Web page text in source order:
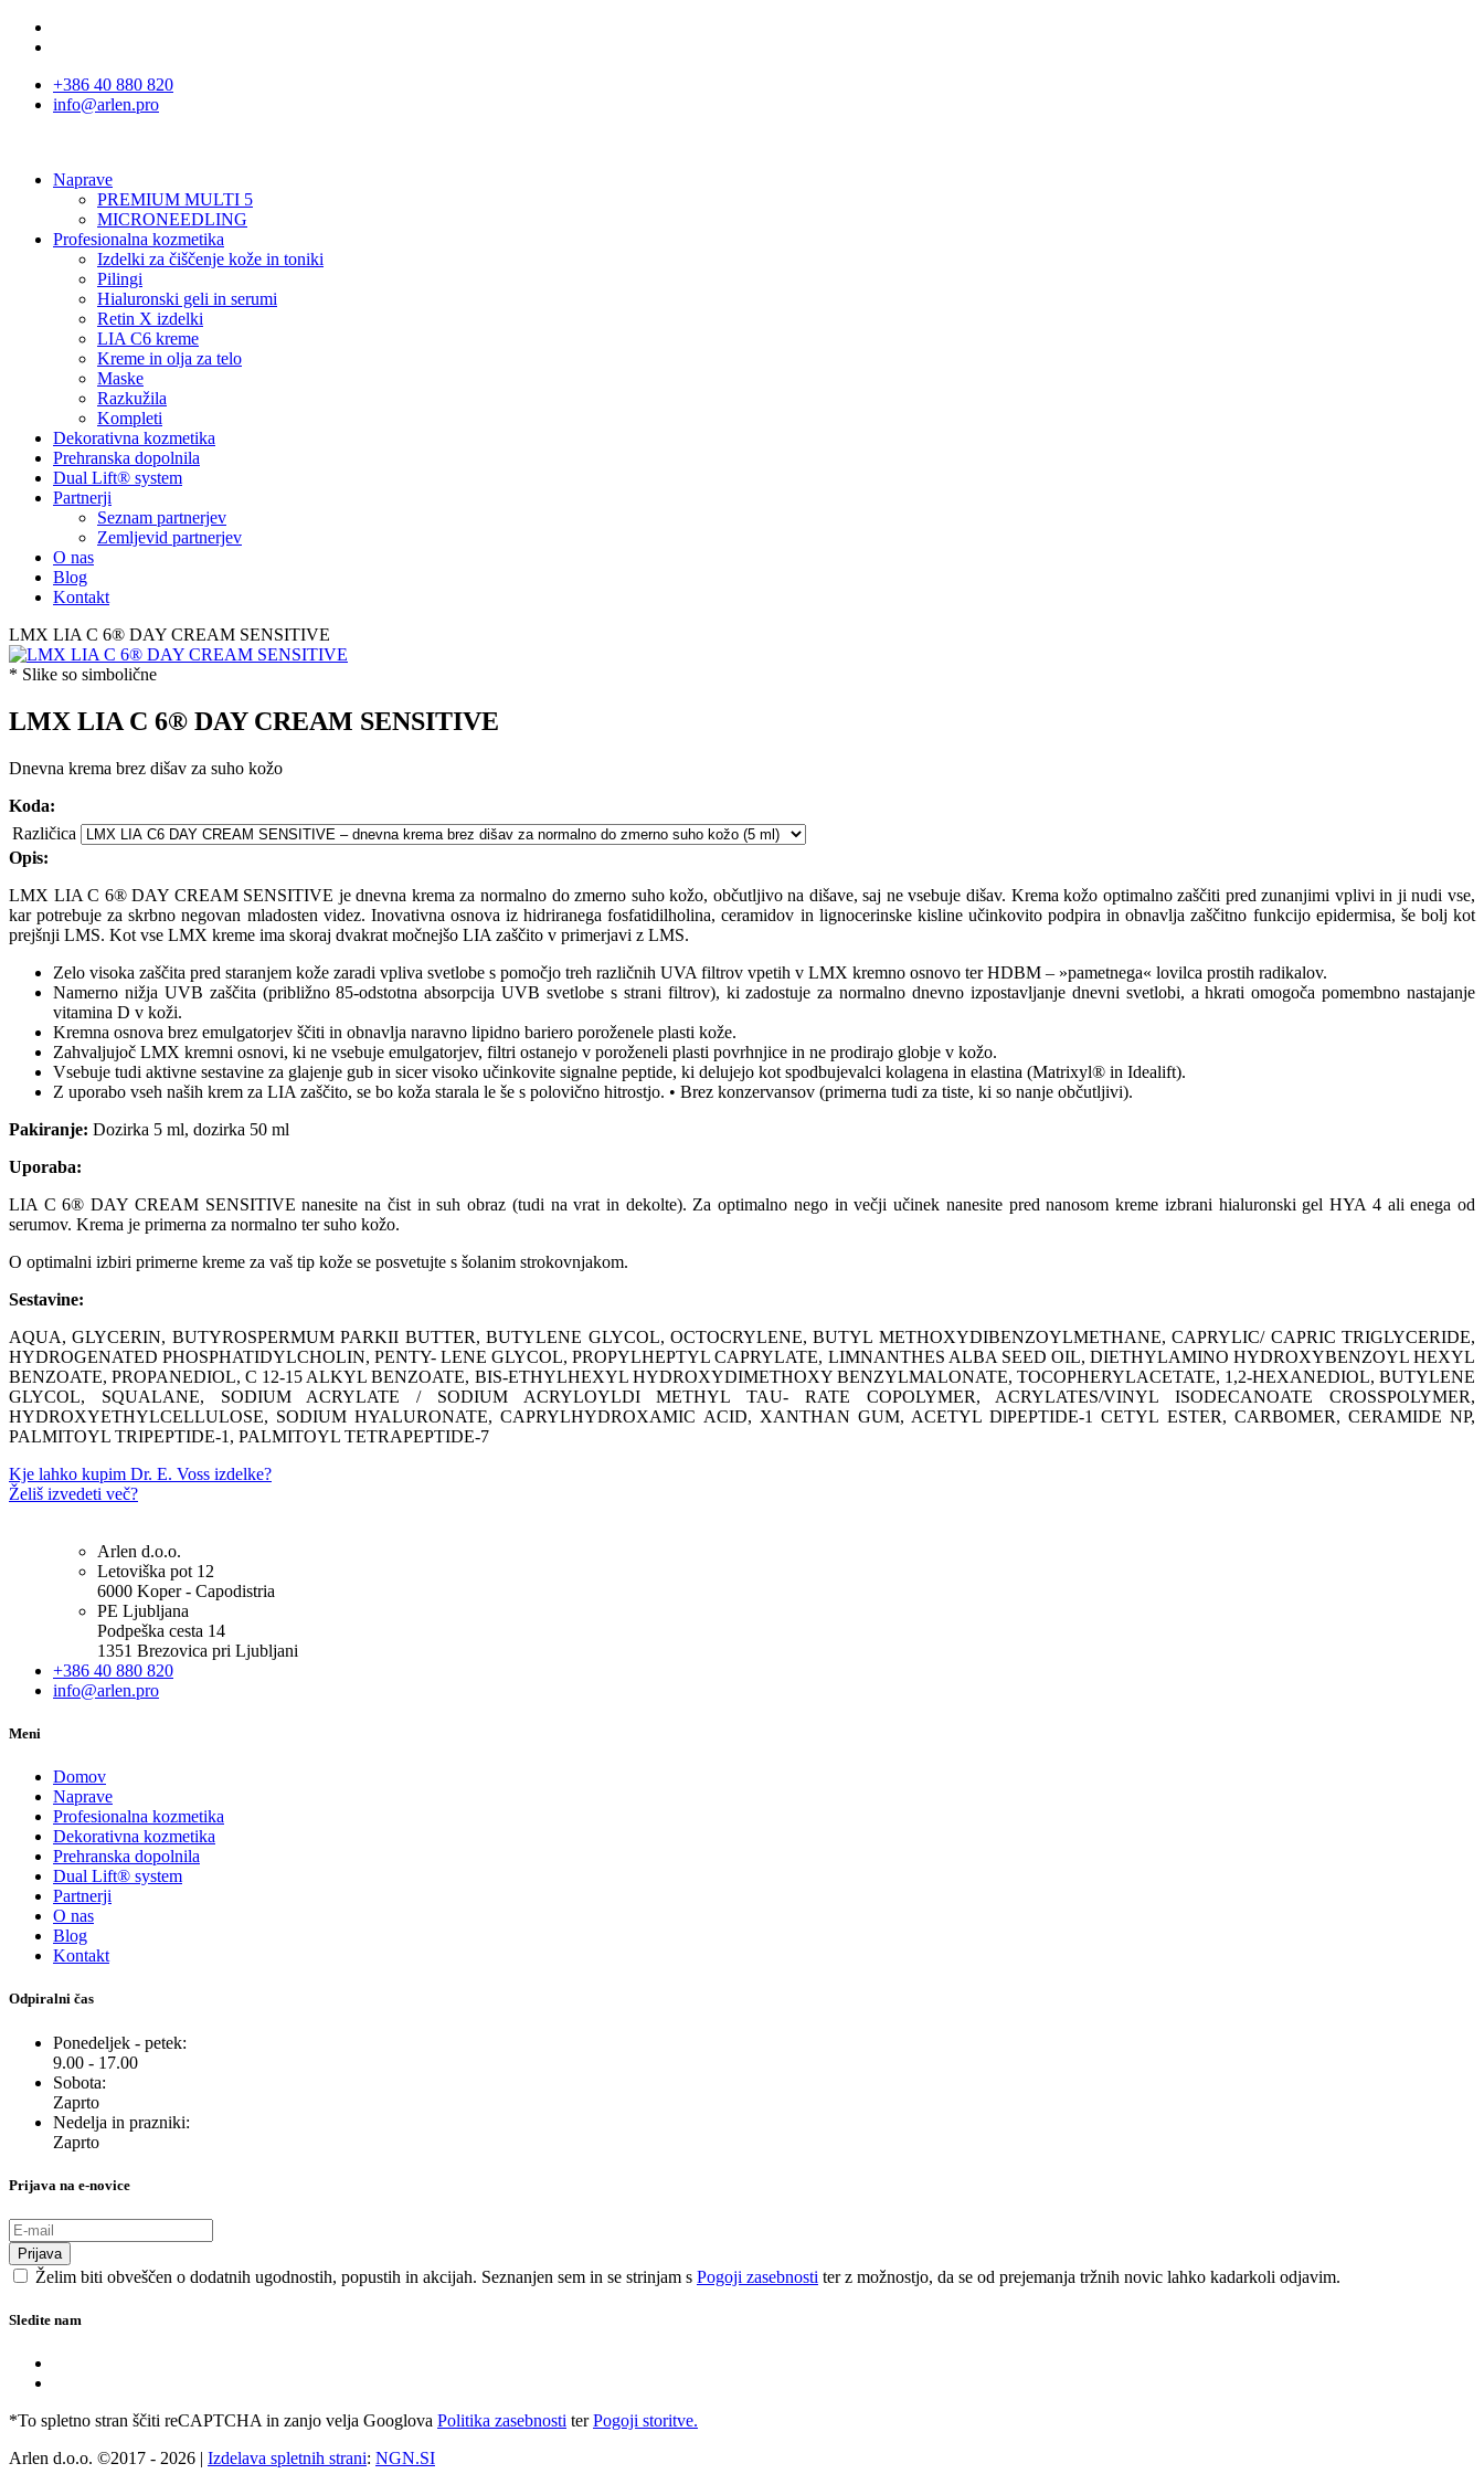
+386 40 880 820
info@arlen.pro
Naprave
PREMIUM MULTI 5
MICRONEEDLING
Profesionalna kozmetika
Izdelki za čiščenje kože in toniki
Pilingi
Hialuronski geli in serumi
Retin X izdelki
LIA C6 kreme
Kreme in olja za telo
Maske
Razkužila
Kompleti
Dekorativna kozmetika
Prehranska dopolnila
Dual Lift® system
Partnerji
Seznam partnerjev
Zemljevid partnerjev
O nas
Blog
Kontakt
LMX LIA C 6® DAY CREAM SENSITIVE
* Slike so simbolične
LMX LIA C 6® DAY CREAM SENSITIVE
Dnevna krema brez dišav za suho kožo
Koda:
Različica
Opis:
LMX LIA C 6® DAY CREAM SENSITIVE je dnevna krema za normalno do zmerno suho kožo, občutljivo na dišave, saj ne vsebuje dišav. Krema kožo optimalno zaščiti pred zunanjimi vplivi in ji nudi vse,
kar potrebuje za skrbno negovan mladosten videz. Inovativna osnova iz hidriranega fosfatidilholina, ceramidov in lignocerinske kisline učinkovito podpira in obnavlja zaščitno funkcijo epidermisa, še bolj kot
prejšnji LMS. Kot vse LMX kreme ima skoraj dvakrat močnejšo LIA zaščito v primerjavi z LMS.
Zelo visoka zaščita pred staranjem kože zaradi vpliva svetlobe s pomočjo treh različnih UVA filtrov vpetih v LMX kremno osnovo ter HDBM – »pametnega« lovilca prostih radikalov.
Namerno nižja UVB zaščita (približno 85-odstotna absorpcija UVB svetlobe s strani filtrov), ki zadostuje za normalno dnevno izpostavljanje dnevni svetlobi, a hkrati omogoča pomembno nastajanje
vitamina D v koži.
Kremna osnova brez emulgatorjev ščiti in obnavlja naravno lipidno bariero poroženele plasti kože.
Zahvaljujoč LMX kremni osnovi, ki ne vsebuje emulgatorjev, filtri ostanejo v poroženeli plasti povrhnjice in ne prodirajo globje v kožo.
Vsebuje tudi aktivne sestavine za glajenje gub in sicer visoko učinkovite signalne peptide, ki delujejo kot spodbujevalci kolagena in elastina (Matrixyl® in Idealift).
Z uporabo vseh naših krem za LIA zaščito, se bo koža starala le še s polovično hitrostjo. • Brez konzervansov (primerna tudi za tiste, ki so nanje občutljivi).
Pakiranje: Dozirka 5 ml, dozirka 50 ml
Uporaba:
LIA C 6® DAY CREAM SENSITIVE nanesite na čist in suh obraz (tudi na vrat in dekolte). Za optimalno nego in večji učinek nanesite pred nanosom kreme izbrani hialuronski gel HYA 4 ali enega od
serumov. Krema je primerna za normalno ter suho kožo.
O optimalni izbiri primerne kreme za vaš tip kože se posvetujte s šolanim strokovnjakom.
Sestavine:
AQUA, GLYCERIN, BUTYROSPERMUM PARKII BUTTER, BUTYLENE GLYCOL, OCTOCRYLENE, BUTYL METHOXYDIBENZOYLMETHANE, CAPRYLIC/ CAPRIC TRIGLYCERIDE,
HYDROGENATED PHOSPHATIDYLCHOLIN, PENTY- LENE GLYCOL, PROPYLHEPTYL CAPRYLATE, LIMNANTHES ALBA SEED OIL, DIETHYLAMINO HYDROXYBENZOYL HEXYL
BENZOATE, PROPANEDIOL, C 12-15 ALKYL BENZOATE, BIS-ETHYLHEXYL HYDROXYDIMETHOXY BENZYLMALONATE, TOCOPHERYLACETATE, 1,2-HEXANEDIOL, BUTYLENE
GLYCOL, SQUALANE, SODIUM ACRYLATE / SODIUM ACRYLOYLDI METHYL TAU- RATE COPOLYMER, ACRYLATES/VINYL ISODECANOATE CROSSPOLYMER,
HYDROXYETHYLCELLULOSE, SODIUM HYALURONATE, CAPRYLHYDROXAMIC ACID, XANTHAN GUM, ACETYL DlPEPTIDE-1 CETYL ESTER, CARBOMER, CERAMIDE NP,
PALMITOYL TRIPEPTIDE-1, PALMITOYL TETRAPEPTIDE-7
Kje lahko kupim Dr. E. Voss izdelke?
Želiš izvedeti več?
Arlen d.o.o.
Letoviška pot 12
6000 Koper - Capodistria
PE Ljubljana
Podpeška cesta 14
1351 Brezovica pri Ljubljani
+386 40 880 820
info@arlen.pro
Meni
Domov
Naprave
Profesionalna kozmetika
Dekorativna kozmetika
Prehranska dopolnila
Dual Lift® system
Partnerji
O nas
Blog
Kontakt
Odpiralni čas
Ponedeljek - petek:
9.00 - 17.00
Sobota:
Zaprto
Nedelja in prazniki:
Zaprto
Prijava na e-novice
Prijava
Želim biti obveščen o dodatnih ugodnostih, popustih in akcijah. Seznanjen sem in se strinjam s Pogoji zasebnosti ter z možnostjo, da se od prejemanja tržnih novic lahko kadarkoli odjavim.
Sledite nam
*To spletno stran ščiti reCAPTCHA in zanjo velja Googlova Politika zasebnosti terPogoji storitve.
Arlen d.o.o. ©2017 - 2026 | Izdelava spletnih strani: NGN.SI